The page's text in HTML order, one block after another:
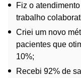
Fiz o
trabalho
Criei um novo
pacientes que
10%;
Recebi 92% de